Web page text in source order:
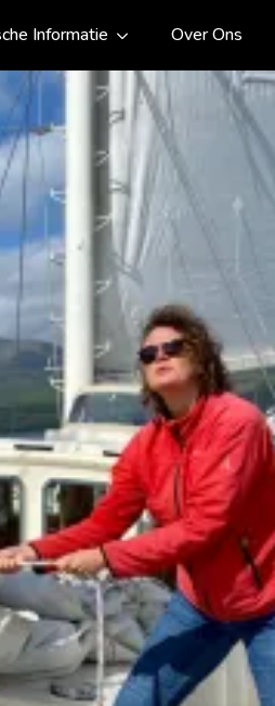
Informatie Over Ons